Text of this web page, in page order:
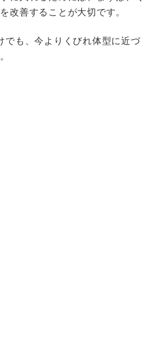
改善することが大切です。
でも、今よりくびれ体型に近づ